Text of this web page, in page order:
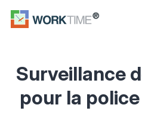
Surveillance
pour la